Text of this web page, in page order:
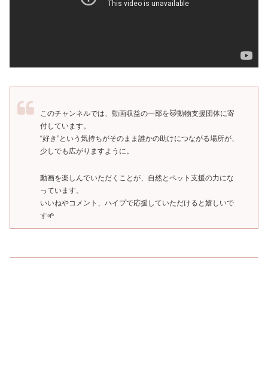
このチャンネルでは、動画収益の一部を🐱動物支援団体に寄
付しています。
“好き”という気持ちがそのまま誰かの助けにつながる場所が、
少しでも広がりますように。
動画を楽しんでいただくことが、自然とペット支援の力にな
っています。
いいねやコメント、ハイプで応援していただけると嬉しいで
す🌱